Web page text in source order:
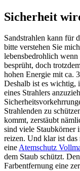
Sicherheit
Sandstrahlen kann für
bitte verstehen Sie
lebensbedrohlich
besprüht, doch
hohen Energie mit ca.
Deshalb ist es wichtig,
eines Strahlers
Strahlenden zu
kommt, zerstäubt
sind viele Staubkörner
reizen. Und klar ist
eineAtemschutz
dem Staub schützt.
Farbentfernung eine